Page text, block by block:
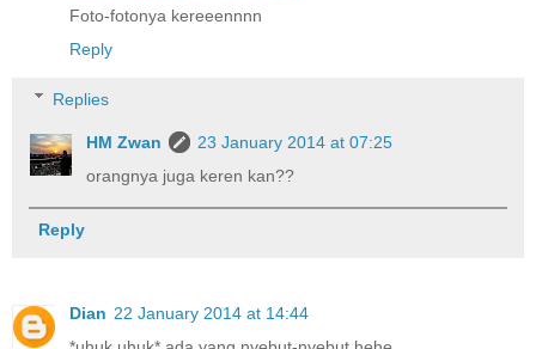
Foto-fotonya kereeennnn
Reply
Replies
HM Zwan
23 January 2014 at 07:25
orangnya juga keren kan??
Reply
Dian 22 January 2014 at 14:44